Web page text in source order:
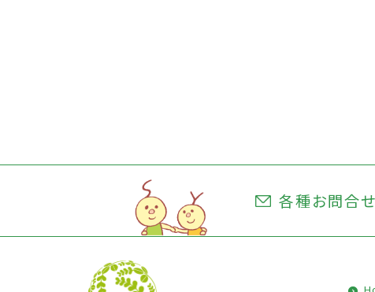
各種お問合せ